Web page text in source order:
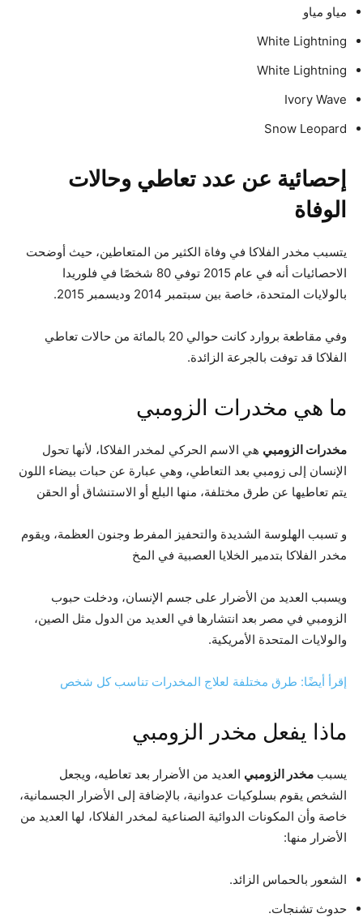
مياو مياو
White Lightning
White Lightning
Ivory Wave
Snow Leopard
إحصائية عن عدد تعاطي وحالات
الوفاة
يتسبب مخدر الفلاكا في وفاة الكثير من المتعاطين، حيث أوضحت
الاحصائيات أنه في عام 2015 توفي 80 شخصًا في فلوريدا
بالولايات المتحدة، خاصة بين سبتمبر 2014 وديسمبر 2015.
وفي مقاطعة بروارد كانت حوالي 20 بالمائة من حالات تعاطي
الفلاكا قد توفت بالجرعة الزائدة.
ما هي مخدرات الزومبي
مخدرات الزومبي هي الاسم الحركي لمخدر الفلاكا، لأنها تحول
الإنسان إلى زومبي بعد التعاطي، وهي عبارة عن حبات بيضاء اللون
يتم تعاطيها عن طرق مختلفة، منها البلع أو الاستنشاق أو الحقن
و تسبب الهلوسة الشديدة والتحفيز المفرط وجنون العظمة، ويقوم
مخدر الفلاكا بتدمير الخلايا العصبية في المخ
ويسبب العديد من الأضرار على جسم الإنسان، ودخلت حبوب
الزومبي في مصر بعد انتشارها في العديد من الدول مثل الصين،
والولايات المتحدة الأمريكية.
إقرأ أيضًا: طرق مختلفة لعلاج المخدرات تناسب كل شخص
ماذا يفعل مخدر الزومبي
يسبب مخدر الزومبي العديد من الأضرار بعد تعاطيه، ويجعل
الشخص يقوم بسلوكيات عدوانية، بالإضافة إلى الأضرار الجسمانية،
خاصة وأن المكونات الدوائية الصناعية لمخدر الفلاكا، لها العديد من
الأضرار منها:
الشعور بالحماس الزائد.
حدوث تشنجات.